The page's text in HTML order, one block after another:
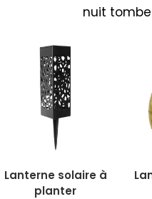
nuit
Lanterne solaire à
planter